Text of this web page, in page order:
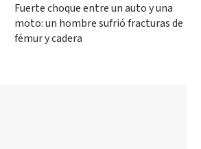
Fuerte choque entre un auto y una
moto: un hombre sufrió fracturas de
fémur y cadera